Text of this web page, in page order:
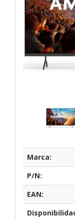
Marca:
P/N:
EAN: